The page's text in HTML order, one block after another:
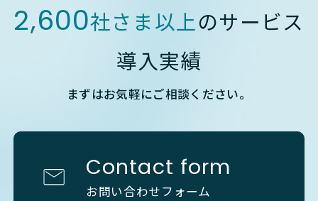
2,600社さま以上のサービス
導入実績
まずはお気軽にご相談ください。
Contact form
お問い合わせフォーム